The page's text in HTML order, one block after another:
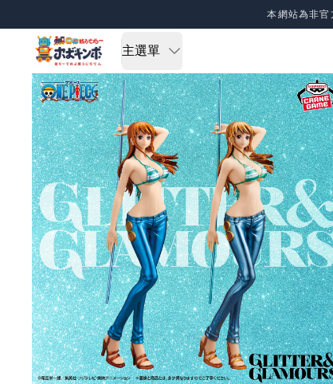
本網站為非官
主選單